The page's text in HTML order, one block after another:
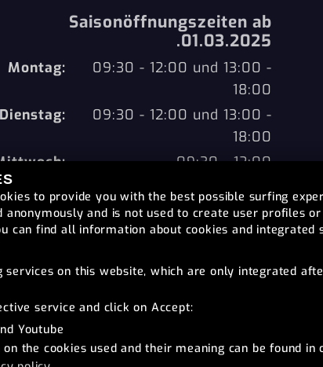
Saisonöffnungszeiten ab
.01.03.2025
Montag:
09:30 - 12:00 und 13:00 -
18:00
Dienstag:
09:30 - 12:00 und 13:00 -
18:00
09:30 - 12:00
09:30 - 12:00 und 13:00 -
18:00
Freitag:
09:30 - 12:00 und 13:00 -
Samstag:
09:30 - 12:00
Sonntag:
geschlossen
to provide you with the best possible surfing
anonymously and is not used to create user profiles
can find all information about cookies and integrated
services on this website, which are only integrated
service and click on Accept:
Youtube
the cookies used and their meaning can be found in